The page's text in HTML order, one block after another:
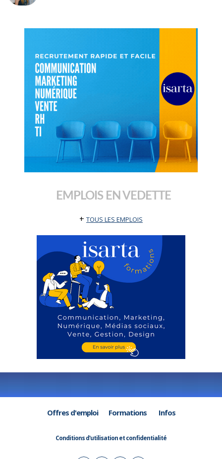
EMPLOIS EN VEDETTE
+ TOUS LES EMPLOIS
Offres d'emploi Formations Infos
Conditions d'utilisation et confidentialité